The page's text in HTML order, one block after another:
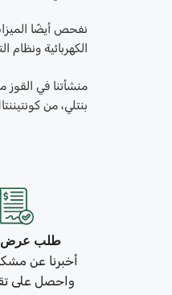
نفحص أيضًا
الكهربائية
منشأتنا في
بنتلي، من
طلب عرض
أخبرنا عن
واحصل على